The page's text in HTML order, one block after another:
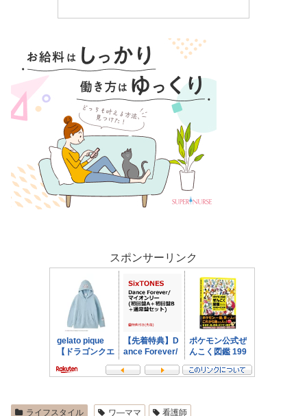
スポンサーリンク
ライフスタイル ワ―ママ 看護師